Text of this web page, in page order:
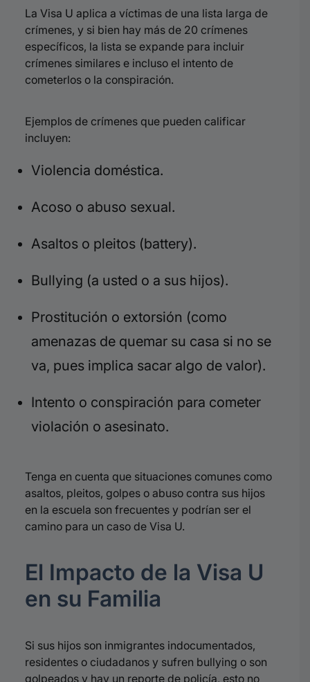
La Visa U aplica a víctimas de una lista larga de
crímenes, y si bien hay más de 20 crímenes
específicos, la lista se expande para incluir
crímenes similares e incluso el intento de
cometerlos o la conspiración.
Ejemplos de crímenes que pueden calificar
incluyen:
Violencia doméstica.
Acoso o abuso sexual.
Asaltos o pleitos (battery).
Bullying (a usted o a sus hijos).
Prostitución o extorsión (como
amenazas de quemar su casa si no se
va, pues implica sacar algo de valor).
Intento o conspiración para cometer
violación o asesinato.
Tenga en cuenta que situaciones comunes como
asaltos, pleitos, golpes o abuso contra sus hijos
en la escuela son frecuentes y podrían ser el
camino para un caso de Visa U.
El Impacto de la Visa U
en su Familia
Si sus hijos son inmigrantes indocumentados,
residentes o ciudadanos y sufren bullying o son
golpeados y hay un reporte de policía, esto no